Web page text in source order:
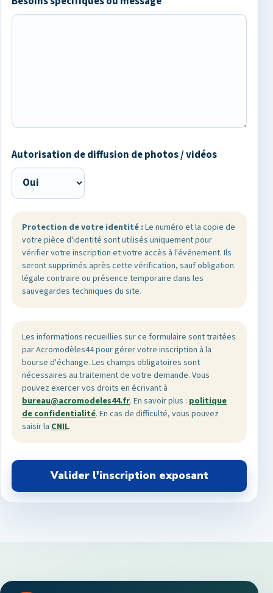
Autorisation de diffusion de photos / vidéos
Protection de votre identité : Le numéro et la copie de
votre pièce d'identité sont utilisés uniquement pour
vérifier votre inscription et votre accès à l'événement. Ils
seront supprimés après cette vérification, sauf obligation
légale contraire ou présence temporaire dans les
sauvegardes techniques du site.
Les informations recueillies sur ce formulaire sont traitées
par Acromodèles44 pour gérer votre inscription à la
bourse d'échange. Les champs obligatoires sont
nécessaires au traitement de votre demande. Vous
pouvez exercer vos droits en écrivant à
bureau@acromodeles44.fr. En savoir plus : politique
de confidentialité. En cas de difficulté, vous pouvez
saisir la CNIL.